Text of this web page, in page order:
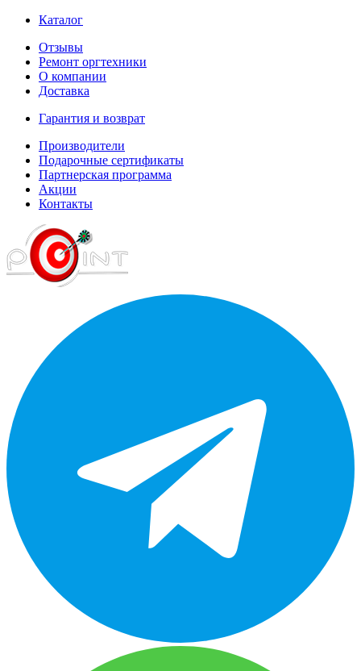
Каталог
Отзывы
Ремонт оргтехники
О компании
Доставка
Гарантия и возврат
Производители
Подарочные сертификаты
Партнерская программа
Акции
Контакты